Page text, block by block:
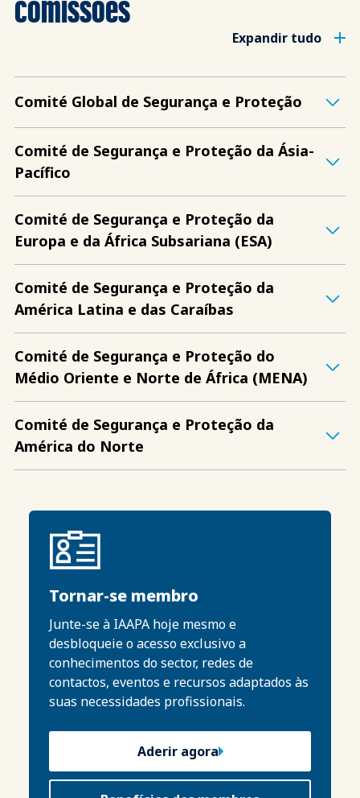
Expandir tudo
Comité Global de Segurança e Proteção
Comité de Segurança e Proteção da Ásia-
Pacífico
Comité de Segurança e Proteção da
Europa e da África Subsariana (ESA)
Comité de Segurança e Proteção da
América Latina e das Caraíbas
Comité de Segurança e Proteção do
Médio Oriente e Norte de África (MENA)
Comité de Segurança e Proteção da
América do Norte
Tornar-se membro
Junte-se à IAAPA hoje mesmo e
desbloqueie o acesso exclusivo a
conhecimentos do sector, redes de
contactos, eventos e recursos adaptados às
suas necessidades profissionais.
Aderir agora